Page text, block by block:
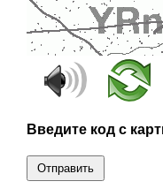
Введите код с
Отправить